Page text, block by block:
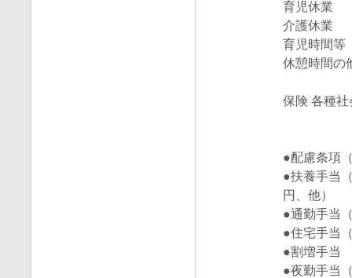
育児休業
介護休業
育児時間等
休憩時間の
保険 各種
●配慮条項
●扶養手当
円、他）
●通勤手当
●住宅手当
●割増手当
●夜勤手当